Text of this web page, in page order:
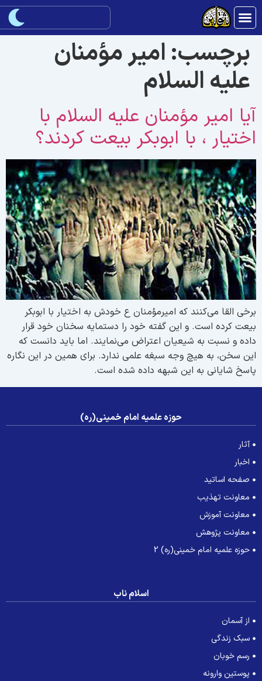
برچسب:امير مؤمنان
عليه السلام
امير مؤمنان عليه السلام با
، با ابوبكر بيعت كردند؟
القا می‌کنند که امیرمؤمنان ع خودش به اختیار با ابوبکر
کرده است. و این گفته خود را دستمایه سخنان خود قرار
و نسبت به شیعیان اعتراض می‌نمایند. اما باید دانست که
سخن، به هیچ وجه سبغه علمی ندارد. برای همین در این نگاره
شایانی به این شبهه داده شده است.
حوزه علمیه امام خمینی(ره)
آثار
اخبار
صفحه اساتید
معاونت تهذیب
معاونت آموزش
معاونت پژوهش
حوزه علمیه امام خمینی(ره) 2
اسلام ناب
از آسمان
سبک زندگی
رسم خوبان
پوستین وارونه